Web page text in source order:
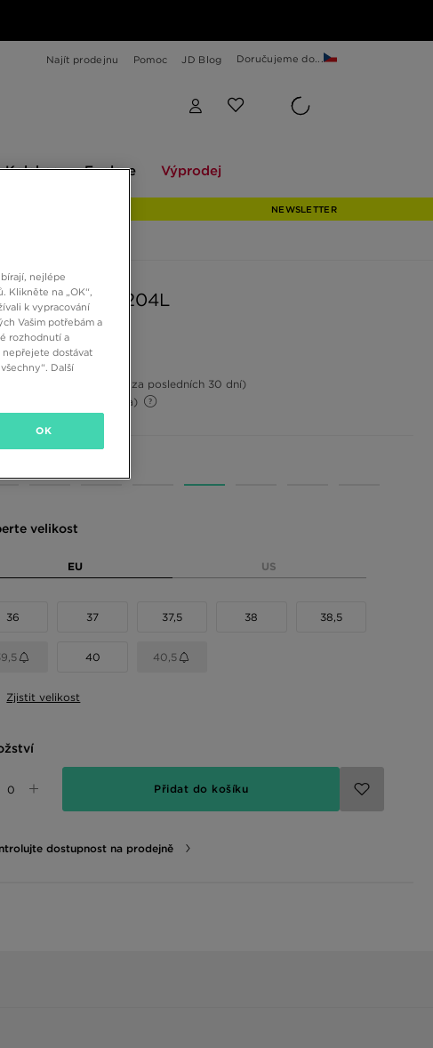
Najít prodejnu Pomoc JD Blog Doručujeme do...
Kolekce Explore Výprodej
NEWSLETTER
BALANCE 204L
Kč
(Nejnižší cena za posledních 30 dní)
(Původní cena)
velikost
EU US
36 37 37,5 38 38,5
40 40,5
Zjistit velikost
Přidat do košíku
dostupnost na prodejně
nejlépe
na „OK“,
k vypracování
Vašim potřebám a
rozhodnutí a
nepřejete dostávat
Další
OK